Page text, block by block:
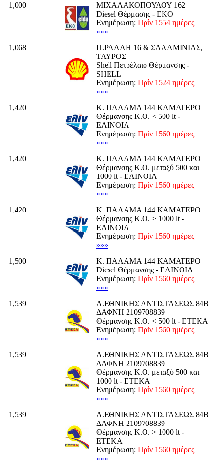
1,000
ΜΙΧΑΛΑΚΟΠΟΥΛΟΥ 162
Diesel Θέρμασης - EKO
Ενημέρωση: Πρίν 1554 ημέρες
»»»
1,068
Π.ΡΑΛΛΗ 16 & ΣΑΛΑΜΙΝΙΑΣ,
ΤΑΥΡΟΣ
Shell Πετρέλαιο Θέρμανσης -
SHELL
Ενημέρωση: Πρίν 1524 ημέρες
»»»
1,420
Κ. ΠΑΛΑΜΑ 144 ΚΑΜΑΤΕΡΟ
Θέρμανσης K.O. < 500 lt -
ΕΛΙΝΟΙΛ
Ενημέρωση: Πρίν 1560 ημέρες
»»»
1,420
Κ. ΠΑΛΑΜΑ 144 ΚΑΜΑΤΕΡΟ
Θέρμανσης K.O. μεταξύ 500 και
1000 lt - ΕΛΙΝΟΙΛ
Ενημέρωση: Πρίν 1560 ημέρες
»»»
1,420
Κ. ΠΑΛΑΜΑ 144 ΚΑΜΑΤΕΡΟ
Θέρμανσης K.O. > 1000 lt -
ΕΛΙΝΟΙΛ
Ενημέρωση: Πρίν 1560 ημέρες
»»»
1,500
Κ. ΠΑΛΑΜΑ 144 ΚΑΜΑΤΕΡΟ
Diesel Θέρμανσης - ΕΛΙΝΟΙΛ
Ενημέρωση: Πρίν 1560 ημέρες
»»»
1,539
Λ.ΕΘΝΙΚΗΣ ΑΝΤΙΣΤΑΣΕΩΣ 84Β
ΔΑΦΝΗ 2109708839
Θέρμανσης K.O. < 500 lt - ΕΤΕΚΑ
Ενημέρωση: Πρίν 1560 ημέρες
»»»
1,539
Λ.ΕΘΝΙΚΗΣ ΑΝΤΙΣΤΑΣΕΩΣ 84Β
ΔΑΦΝΗ 2109708839
Θέρμανσης K.O. μεταξύ 500 και
1000 lt - ΕΤΕΚΑ
Ενημέρωση: Πρίν 1560 ημέρες
»»»
1,539
Λ.ΕΘΝΙΚΗΣ ΑΝΤΙΣΤΑΣΕΩΣ 84Β
ΔΑΦΝΗ 2109708839
Θέρμανσης K.O. > 1000 lt -
ΕΤΕΚΑ
Ενημέρωση: Πρίν 1560 ημέρες
»»»